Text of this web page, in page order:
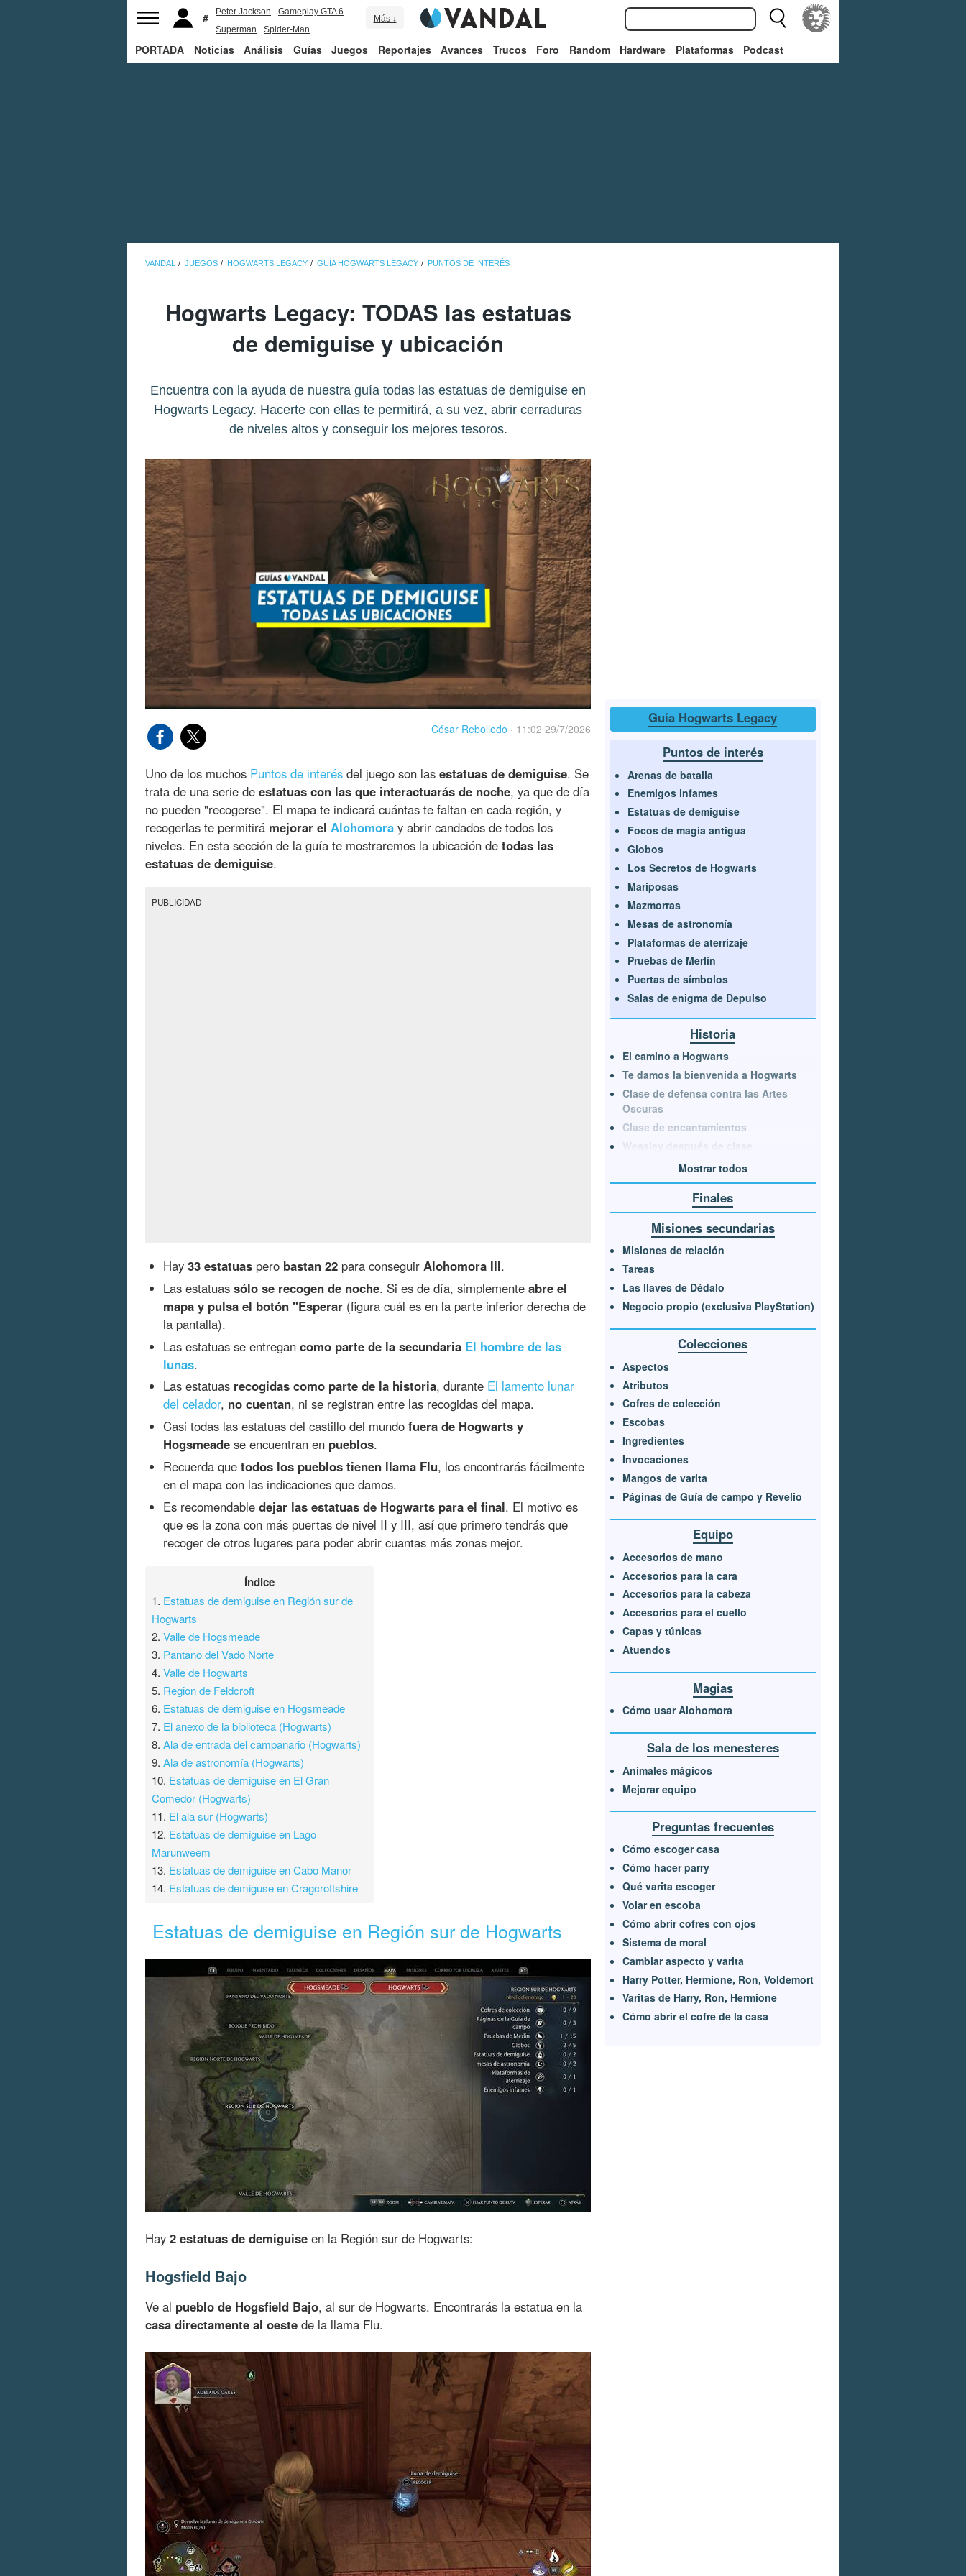
Peter Jackson
Gameplay GTA 6
Superman
Spider-Man
Más ↓
PORTADA Noticias Análisis Guías Juegos Reportajes Avances Trucos Foro Random Hardware Plataformas Podcast
VANDAL JUEGOS HOGWARTS LEGACY GUÍA HOGWARTS LEGACY PUNTOS DE INTERÉS
Hogwarts Legacy: TODAS las estatuas
de demiguise y ubicación
Encuentra con la ayuda de nuestra guía todas las estatuas de demiguise en
Hogwarts Legacy. Hacerte con ellas te permitirá, a su vez, abrir cerraduras
de niveles altos y conseguir los mejores tesoros.
César Rebolledo · 11:02 29/7/2026
Uno de los muchos Puntos de interés del juego son las estatuas de demiguise. Se
trata de una serie de estatuas con las que interactuarás de noche, ya que de día
no pueden "recogerse". El mapa te indicará cuántas te faltan en cada región, y
recogerlas te permitirá mejorar el Alohomora y abrir candados de todos los
niveles. En esta sección de la guía te mostraremos la ubicación de todas las
estatuas de demiguise.
PUBLICIDAD
Hay 33 estatuas pero bastan 22 para conseguir Alohomora III.
Las estatuas sólo se recogen de noche. Si es de día, simplemente abre el
mapa y pulsa el botón "Esperar (figura cuál es en la parte inferior derecha de
la pantalla).
Las estatuas se entregan como parte de la secundaria El hombre de las
lunas.
Las estatuas recogidas como parte de la historia, durante El lamento lunar
del celador, no cuentan, ni se registran entre las recogidas del mapa.
Casi todas las estatuas del castillo del mundo fuera de Hogwarts y
Hogsmeade se encuentran en pueblos.
Recuerda que todos los pueblos tienen llama Flu, los encontrarás fácilmente
en el mapa con las indicaciones que damos.
Es recomendable dejar las estatuas de Hogwarts para el final. El motivo es
que es la zona con más puertas de nivel II y III, así que primero tendrás que
recoger de otros lugares para poder abrir cuantas más zonas mejor.
Índice
1. Estatuas de demiguise en Región sur de
Hogwarts
2.Valle de Hogsmeade
3. Pantano del Vado Norte
4.Valle de Hogwarts
5. Region de Feldcroft
6. Estatuas de demiguise en Hogsmeade
7. El anexo de la biblioteca (Hogwarts)
8.Ala de entrada del campanario (Hogwarts)
9.Ala de astronomía (Hogwarts)
10. Estatuas de demiguise en El Gran
Comedor (Hogwarts)
11. El ala sur (Hogwarts)
12. Estatuas de demiguise en Lago
Marunweem
13. Estatuas de demiguise en Cabo Manor
14. Estatuas de demiguse en Cragcroftshire
Estatuas de demiguise en Región sur de Hogwarts
Hay 2 estatuas de demiguise en la Región sur de Hogwarts:
Hogsfield Bajo
Ve al pueblo de Hogsfield Bajo, al sur de Hogwarts. Encontrarás la estatua en la
casa directamente al oeste de la llama Flu.
Guía Hogwarts Legacy
Puntos de interés
Arenas de batalla
Enemigos infames
Estatuas de demiguise
Focos de magia antigua
Globos
Los Secretos de Hogwarts
Mariposas
Mazmorras
Mesas de astronomía
Plataformas de aterrizaje
Pruebas de Merlín
Puertas de símbolos
Salas de enigma de Depulso
Historia
El camino a Hogwarts
Te damos la bienvenida a Hogwarts
Clase de defensa contra las Artes
Oscuras
Clase de encantamientos
Weasley después de clase
Mostrar todos
Finales
Misiones secundarias
Misiones de relación
Tareas
Las llaves de Dédalo
Negocio propio (exclusiva PlayStation)
Colecciones
Aspectos
Atributos
Cofres de colección
Escobas
Ingredientes
Invocaciones
Mangos de varita
Páginas de Guía de campo y Revelio
Equipo
Accesorios de mano
Accesorios para la cara
Accesorios para la cabeza
Accesorios para el cuello
Capas y túnicas
Atuendos
Magias
Cómo usar Alohomora
Sala de los menesteres
Animales mágicos
Mejorar equipo
Preguntas frecuentes
Cómo escoger casa
Cómo hacer parry
Qué varita escoger
Volar en escoba
Cómo abrir cofres con ojos
Sistema de moral
Cambiar aspecto y varita
Harry Potter, Hermione, Ron, Voldemort
Varitas de Harry, Ron, Hermione
Cómo abrir el cofre de la casa